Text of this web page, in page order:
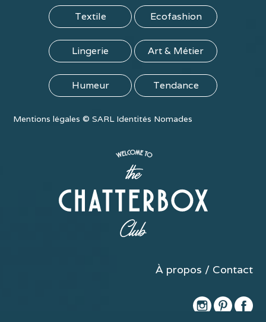
Textile Ecofashion
Lingerie Art & Métier
Humeur Tendance
Mentions légales ©SARL Identités Nomades
À propos / Contact